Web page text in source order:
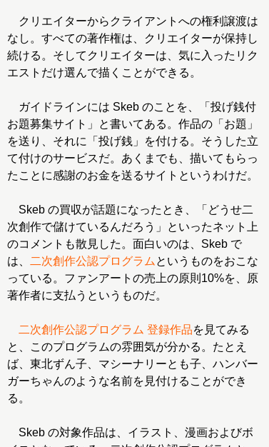
クリエイターからクライアントへの権利譲渡は
なし。すべての著作権は、クリエイターが保持し
続ける。そしてクリエイターは、気に入ったリク
エストだけ選んで描くことができる。
ガイドラインには Skeb のことを、「投げ銭付
お題募集サイト」と書いてある。作品の「お題」
を送り、それに「投げ銭」を付ける。そうした立
て付けのサービスだ。あくまでも、描いてもらっ
たことに感謝のお金を送るサイトというわけだ。
Skeb の買収が話題になったとき、「どうせ二
次創作で儲けているんだろう」といったネット上
のコメントも散見した。面白いのは、Skeb で
は、
二次創作公認プログラム というものをおこな
っている。ファンアートの売上の原則10%を、原
著作者に支払うというものだ。
二次創作公認プログラム 登録作品を見てみる
と、このプログラムの雰囲気が分かる。たとえ
ば、東北ずん子、マシーナリーとも子、ハンバー
ガーちゃんのような名前を見付けることができ
る。
Skeb の対象作品は、イラスト、漫画およびボ